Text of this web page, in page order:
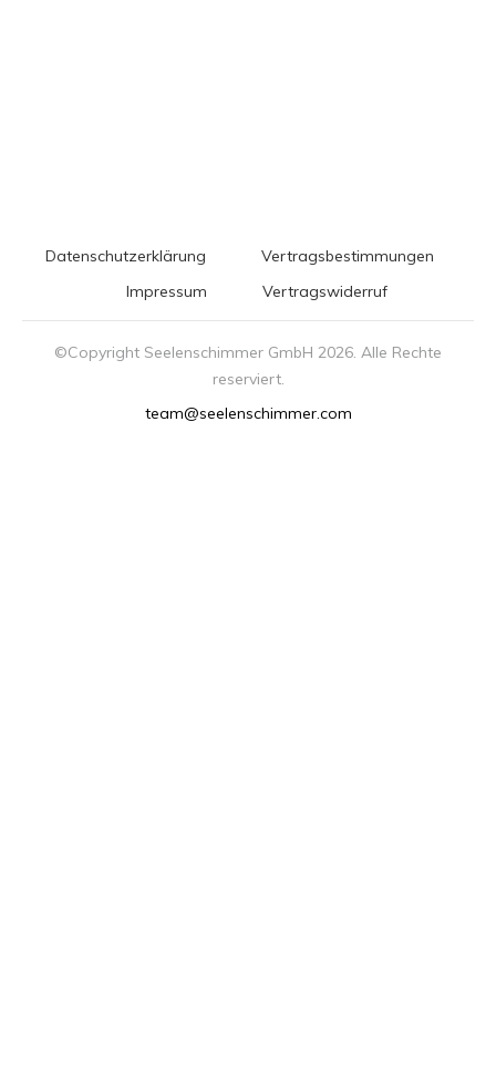
Datenschutzerklärung
Vertragsbestimmungen
Impressum
Vertragswiderruf
©Copyright Seelenschimmer GmbH 2026. Alle Rechte
reserviert.
team@seelenschimmer.com